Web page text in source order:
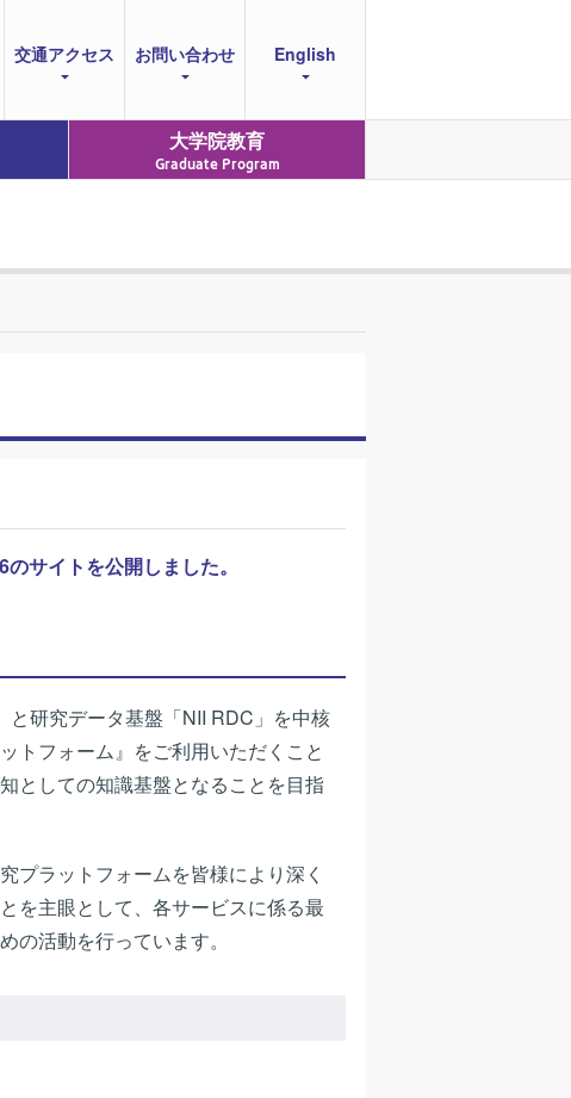
交通アクセス お問い合わせ English
大学院教育
Graduate Program
サイトを公開しました。
研究データ基盤「NII RDC」を中核
トフォーム』をご利用いただくこと
としての知識基盤となることを目指
プラットフォームを皆様により深く
を主眼として、各サービスに係る最
の活動を行っています。